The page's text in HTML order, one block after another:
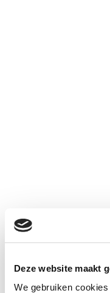
Deze website maakt
We gebruiken